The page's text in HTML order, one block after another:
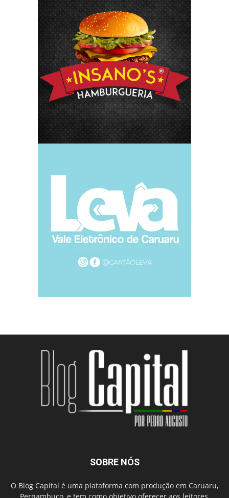
SOBRE NÓS
O Blog Capital é uma plataforma com produção em Caruaru,